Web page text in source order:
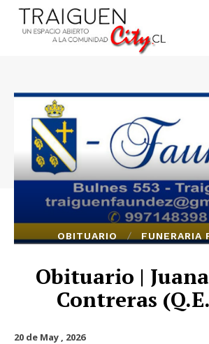
OBITUARIO FUNERARIA
Obituario |
Contreras
20 de May , 2026